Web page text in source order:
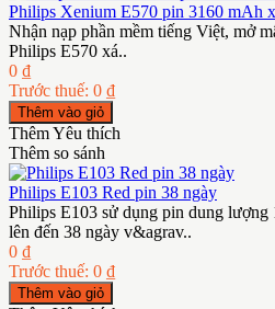
Philips Xenium E570 pin 3160 mAh
Nhận nạp phần mềm tiếng Việt, mở
Philips E570 xá..
0 ₫
Trước thuế: 0 ₫
Thêm Yêu thích
Thêm so sánh
Philips E103 Red pin 38 ngày
Philips E103 sử dụng pin dung
lên đến 38 ngày v&agrav..
0 ₫
Trước thuế: 0 ₫